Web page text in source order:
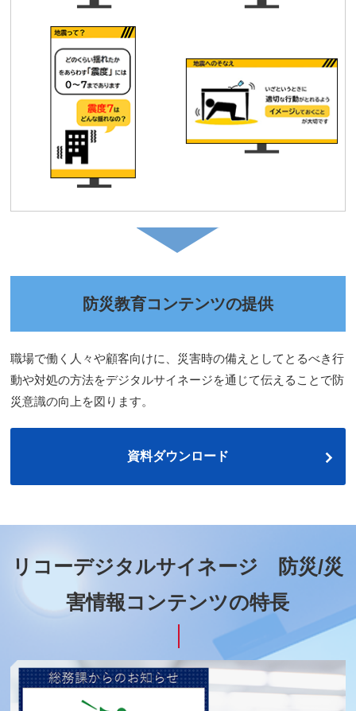
防災教育コンテンツの提供
職場で働く人々や顧客向けに、災害時の備えとしてとるべき行
動や対処の方法をデジタルサイネージを通じて伝えることで防
災意識の向上を図ります。
資料ダウンロード
リコーデジタルサイネージ 防災/災
害情報コンテンツの特長